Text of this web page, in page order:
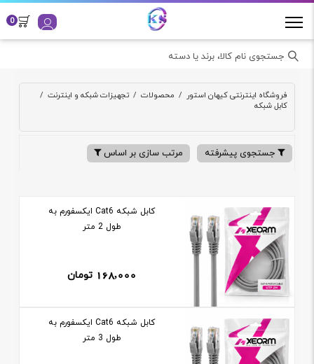
0
جستجوی نام کالا، برند یا دسته
فروشگاه اینترنتی کیهان استور / محصولات/ تجهیزات شبکه و اینترنت/
کابل شبکه
جستجوی پیشرفته مرتب سازی بر اساس
کابل شبکه Cat6 ایکسفورم به
طول 2 متر
168,000 تومان
کابل شبکه Cat6 ایکسفورم به
طول 3 متر